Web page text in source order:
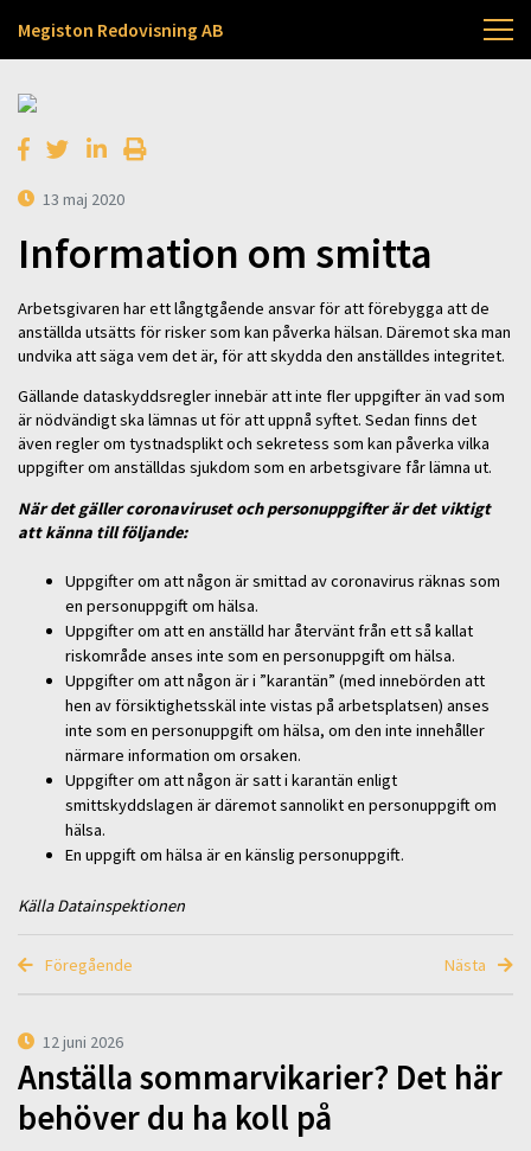
Megiston Redovisning AB
13 maj 2020
Information om smitta
Arbetsgivaren har ett långtgående ansvar för att förebygga att de
anställda utsätts för risker som kan påverka hälsan. Däremot ska man
undvika att säga vem det är, för att skydda den anställdes integritet.
Gällande dataskyddsregler innebär att inte fler uppgifter än vad som
är nödvändigt ska lämnas ut för att uppnå syftet. Sedan finns det
även regler om tystnadsplikt och sekretess som kan påverka vilka
uppgifter om anställdas sjukdom som en arbetsgivare får lämna ut.
När det gäller coronaviruset och personuppgifter är det viktigt
att känna till följande:
Uppgifter om att någon är smittad av coronavirus räknas som
en personuppgift om hälsa.
Uppgifter om att en anställd har återvänt från ett så kallat
riskområde anses inte som en personuppgift om hälsa.
Uppgifter om att någon är i ”karantän” (med innebörden att
hen av försiktighetsskäl inte vistas på arbetsplatsen) anses
inte som en personuppgift om hälsa, om den inte innehåller
närmare information om orsaken.
Uppgifter om att någon är satt i karantän enligt
smittskyddslagen är däremot sannolikt en personuppgift om
hälsa.
En uppgift om hälsa är en känslig personuppgift.
Källa Datainspektionen
Föregående Nästa
12 juni 2026
Anställa sommarvikarier? Det här
behöver du ha koll på